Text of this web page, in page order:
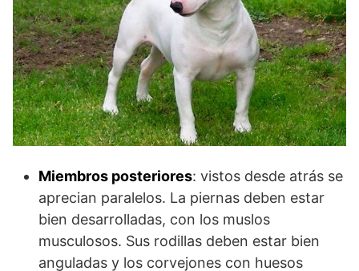
Miembros posteriores: vistos desde atrás se
aprecian paralelos. La piernas deben estar
bien desarrolladas, con los muslos
musculosos. Sus rodillas deben estar bien
anguladas y los corvejones con huesos